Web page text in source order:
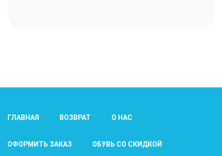
ГЛАВНАЯ ВОЗВРАТ О НАС
ОФОРМИТЬ ЗАКАЗ ОБУВЬ СО СКИДКОЙ